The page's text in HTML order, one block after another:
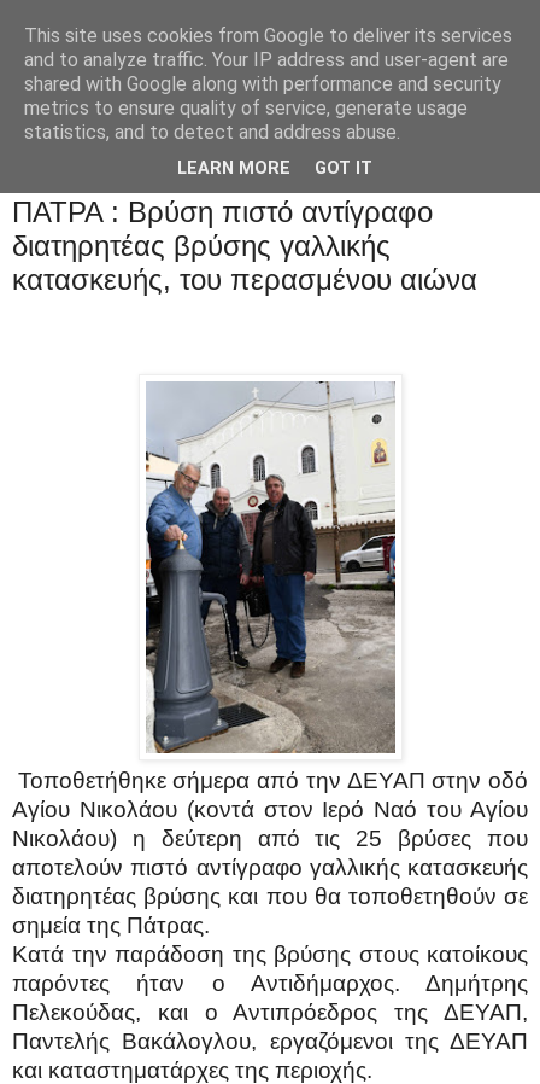
ΠΑΤΡΑ : Βρύση πιστό αντίγραφο
διατηρητέας βρύσης γαλλικής
κατασκευής, του περασμένου αιώνα
Τοποθετήθηκε σήμερα από την ΔΕΥΑΠ στην οδό
Αγίου Νικολάου (κοντά στον Ιερό Ναό του Αγίου
Νικολάου) η δεύτερη από τις 25 βρύσες που
αποτελούν πιστό αντίγραφο γαλλικής κατασκευής
διατηρητέας βρύσης και που θα τοποθετηθούν σε
σημεία της Πάτρας.
Κατά την παράδοση της βρύσης στους κατοίκους
παρόντες ήταν ο Αντιδήμαρχος. Δημήτρης
Πελεκούδας, και ο Αντιπρόεδρος της ΔΕΥΑΠ,
Παντελής Βακάλογλου, εργαζόμενοι της ΔΕΥΑΠ
και καταστηματάρχες της περιοχής.
This site uses cookies from Google to deliver its services
and to analyze traffic. Your IP address and user-agent are
shared with Google along with performance and security
metrics to ensure quality of service, generate usage
statistics, and to detect and address abuse.
LEARN MORE GOT IT